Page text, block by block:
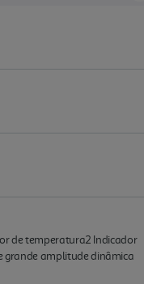
de temperatura2 Indicador
grande amplitude dinâmica